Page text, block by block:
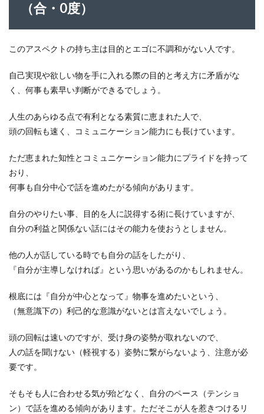
（合・0度）
このアスペクトの持ち主は目的とエゴに不調和がない人です。
自己実現や欲しい物を手に入れる際の目的と考え方に矛盾がな
く、何事も素早い判断ができるでしょう。
人生のあらゆる点で有利となる素質に恵まれた人で、
頭の回転も速く、コミュニケーション能力にも長けています。
ただ恵まれた知性とコミュニケーション能力にプライドを持って
おり、
何事も自分中心で話を進めたがる傾向があります。
自分のやりたい事、目的を人に説得する術に長けていますが、
自分の利益と関係ない話にはその能力を使おうとしません。
他の人が話している時でも自分の話をしたがり、
『自分が主導しなければ』という思いがあるのかもしれません。
根底には『自分が中心となって』物事を進めたいという、
（無意識下の）利己的な意識がないとは言えないでしょう。
頭の回転は速いのですが、受け身の姿勢が取れないので、
人の話を聞けない（軽視する）姿勢に繋がらないよう、注意が必
要です。
そもそも人に合わせる気が殆どなく、自分のペース（テンショ
ン）で話を進める傾向があります。ただそこが人を惹きつけるリ